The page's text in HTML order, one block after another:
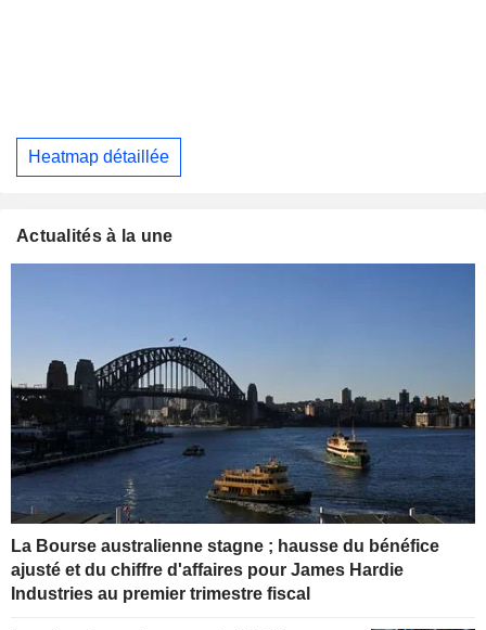
Heatmap détaillée
Actualités à la une
La Bourse australienne stagne ; hausse du bénéfice
ajusté et du chiffre d'affaires pour James Hardie
Industries au premier trimestre fiscal